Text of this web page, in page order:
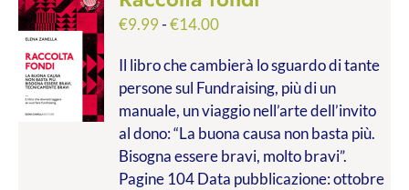
€9.99-€14.00Fascia
prezzo:
da
€9.99
a
€14.00
Il libro che cambierà lo sguardo di tante
persone sul Fundraising, più di un
manuale, un viaggio nell’arte dell’invito
al dono: “La buona causa non basta più.
Bisogna essere bravi, molto bravi”.
Pagine 104 Data pubblicazione: ottobre